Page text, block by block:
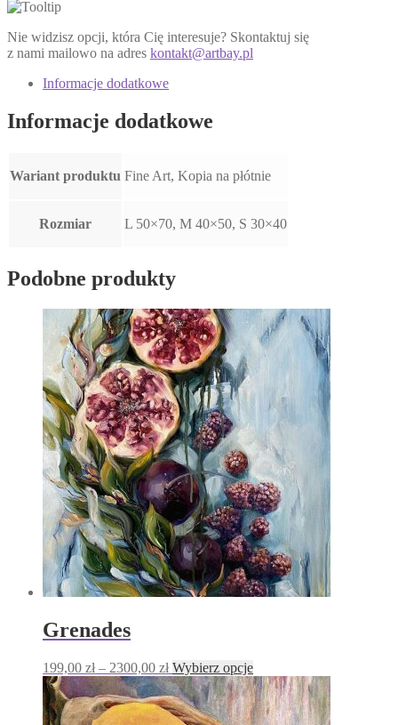
Nie widzisz opcji, która Cię interesuje? Skontaktuj się
z nami mailowo na adres kontakt@artbay.pl
Informacje dodatkowe
Informacje dodatkowe
Wariant produktu Fine Art, Kopia na płótnie
Rozmiar L 50×70, M 40×50, S 30×40
Podobne produkty
Grenades
199,00 zł – 2300,00 złZakres
cen:
od
199,00 zł
Wybierz opcjeTen
produkt
ma
wiele